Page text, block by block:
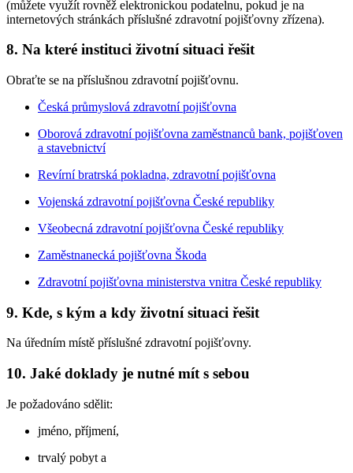
(můžete využít rovněž elektronickou podatelnu, pokud je na
internetových stránkách příslušné zdravotní pojišťovny zřízena).
8. Na které instituci životní situaci řešit
Obraťte se na příslušnou zdravotní pojišťovnu.
Česká průmyslová zdravotní pojišťovna
Oborová zdravotní pojišťovna zaměstnanců bank, pojišťoven
a stavebnictví
Revírní bratrská pokladna, zdravotní pojišťovna
Vojenská zdravotní pojišťovna České republiky
Všeobecná zdravotní pojišťovna České republiky
Zaměstnanecká pojišťovna Škoda
Zdravotní pojišťovna ministerstva vnitra České republiky
9. Kde, s kým a kdy životní situaci řešit
Na úředním místě příslušné zdravotní pojišťovny.
10. Jaké doklady je nutné mít s sebou
Je požadováno sdělit:
jméno, příjmení,
trvalý pobyt a